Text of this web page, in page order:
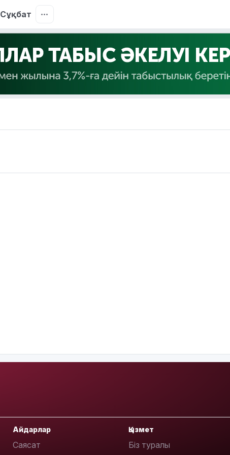
Сұқбат
Айдарлар
Саясат
Қызмет
Біз туралы